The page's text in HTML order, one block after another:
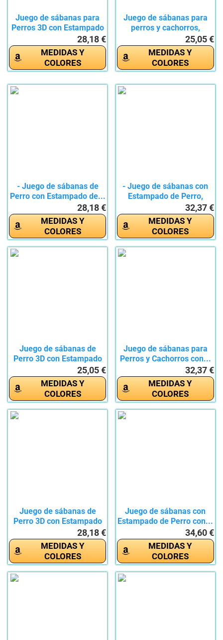
Juego de sábanas para
Perros 3D con Estampado
28,18 €
MEDIDAS Y
COLORES
Juego de sábanas para
perros y cachorros,
25,05 €
MEDIDAS Y
COLORES
- Juego de sábanas de
Perro con Estampado de...
28,18 €
MEDIDAS Y
COLORES
- Juego de sábanas con
Estampado de Perro,
32,37 €
MEDIDAS Y
COLORES
Juego de sábanas de
Perro 3D con Estampado
25,05 €
MEDIDAS Y
COLORES
Juego de sábanas para
Perros y Cachorros con...
32,37 €
MEDIDAS Y
COLORES
Juego de sábanas de
Perro 3D con Estampado
28,18 €
MEDIDAS Y
COLORES
Juego de sábanas con
Estampado de Perro con...
34,60 €
MEDIDAS Y
COLORES